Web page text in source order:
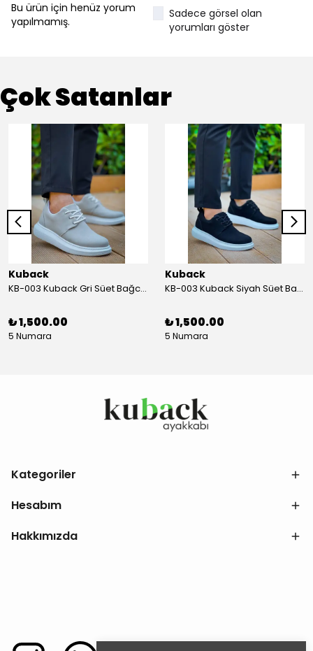
Bu ürün için henüz yorum
yapılmamış.
Sadece görsel olan
yorumları göster
Çok Satanlar
Kuback
KB-003 Kuback Gri Süet Bağcıklı Günlük Erkek Ayakkabı
₺ 1,500.00
5 Numara
Kuback
KB-003 Kuback Siyah Süet Bağcıklı Günlük Erkek Ayakkabı
₺ 1,500.00
5 Numara
Kategoriler
Hesabım
Hakkımızda